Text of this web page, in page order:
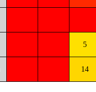
5
14